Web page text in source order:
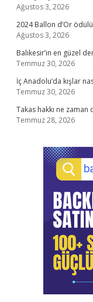
Ağustos 3, 2026
2024 Ballon d’Or
Ağustos 3, 2026
Balıkesir’in en güzel
Temmuz 30, 2026
İç Anadolu’da kışlar
Temmuz 30, 2026
Takas hakkı ne zaman
Temmuz 28, 2026